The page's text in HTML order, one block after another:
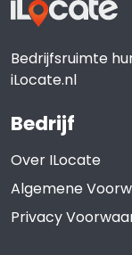
Bedrijfsruimte
iLocate.nl
Bedrijf
Over ILocate
Algemene
Privacy